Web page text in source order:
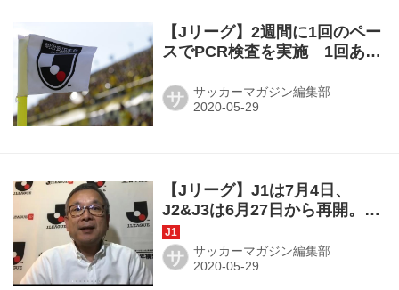
【Jリーグ】2週間に1回のペー
スでPCR検査を実施 1回あた
サ サッカーマガジン編集部
【Jリーグ】J1は7月4日、
J2&J3は6月27日から再開。数
試合は無観客の方向
サ サッカーマガジン編集部